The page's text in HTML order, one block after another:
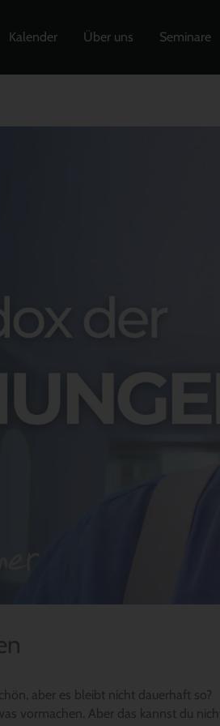
Kalender Über uns Seminare
aber es bleibt nicht dauerhaft so?
vormachen. Aber das kannst du